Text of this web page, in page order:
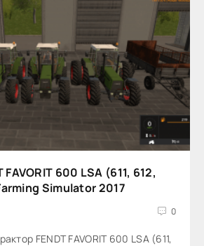
FAVORIT 600 LSA (611, 612,
Simulator 2017
0
FENDT FAVORIT 600 LSA (611,